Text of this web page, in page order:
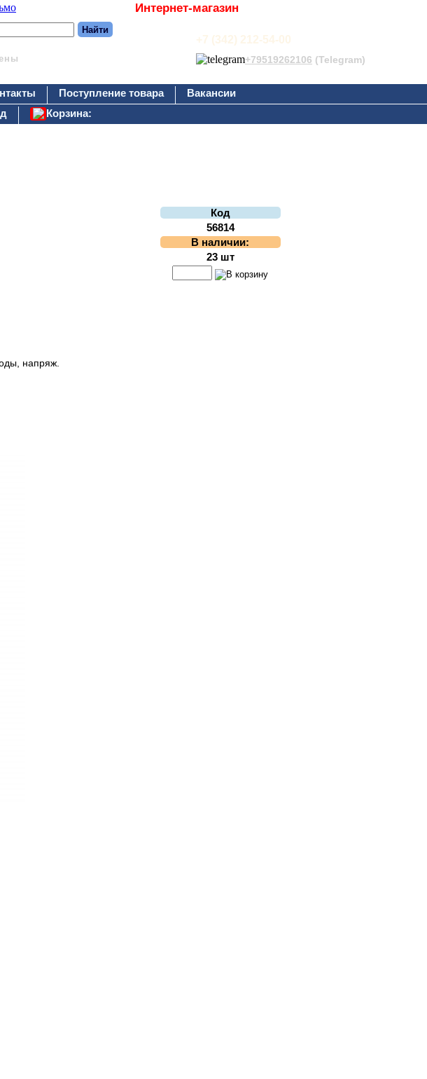
Интернет-магазин
+7 (342) 212-54-00
+79519262106 (Telegram)
Поступление товара
Вакансии
Корзина:
напряж.
Код
56814
В наличии:
23 шт